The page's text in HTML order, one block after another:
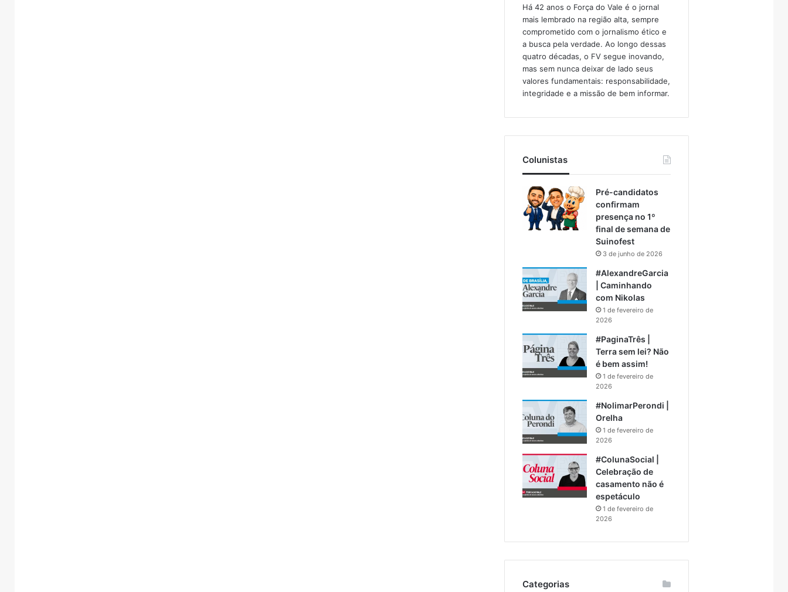
Há 42 anos o Força do Vale é o jornal
mais lembrado na região alta, sempre
comprometido com o jornalismo ético e
a busca pela verdade. Ao longo dessas
quatro décadas, o FV segue inovando,
mas sem nunca deixar de lado seus
valores fundamentais: responsabilidade,
integridade e a missão de bem informar.​
Colunistas
Pré-candidatos
confirmam
presença no 1º
final de semana de
Suinofest
3 de junho de 2026
#AlexandreGarcia
| Caminhando
com Nikolas
1 de fevereiro de
2026
#PaginaTrês |
Terra sem lei? Não
é bem assim!
1 de fevereiro de
2026
#NolimarPerondi |
Orelha
1 de fevereiro de
2026
#ColunaSocial |
Celebração de
casamento não é
espetáculo
1 de fevereiro de
2026
Categorias